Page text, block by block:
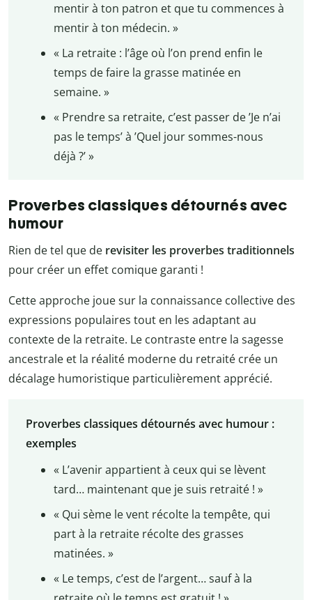
mentir à ton patron et que tu commences à
mentir à ton médecin. »
« La retraite : l’âge où l’on prend enfin le
temps de faire la grasse matinée en
semaine. »
« Prendre sa retraite, c’est passer de ’Je n’ai
pas le temps’ à ’Quel jour sommes-nous
déjà ?’ »
Proverbes classiques détournés avec
humour
Rien de tel que de revisiter les proverbes traditionnels
pour créer un effet comique garanti !
Cette approche joue sur la connaissance collective des
expressions populaires tout en les adaptant au
contexte de la retraite. Le contraste entre la sagesse
ancestrale et la réalité moderne du retraité crée un
décalage humoristique particulièrement apprécié.
Proverbes classiques détournés avec humour :
exemples
« L’avenir appartient à ceux qui se lèvent
tard… maintenant que je suis retraité ! »
« Qui sème le vent récolte la tempête, qui
part à la retraite récolte des grasses
matinées. »
« Le temps, c’est de l’argent… sauf à la